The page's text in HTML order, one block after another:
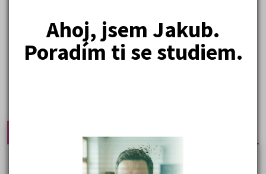
Ahoj, jsem Jakub.
Poradím ti se studiem.
Učebnice a testy právnické fakulty